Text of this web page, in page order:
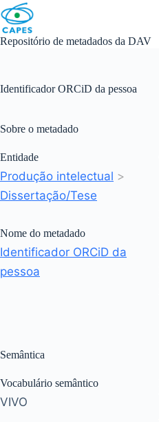
Skip
to
content
Repositório de metadados da DAV
Identificador ORCiD da pessoa
Sobre o metadado
Entidade
Produção intelectual >
Dissertação/Tese
Nome do metadado
Identificador ORCiD da
pessoa
Semântica
Vocabulário semântico
VIVO